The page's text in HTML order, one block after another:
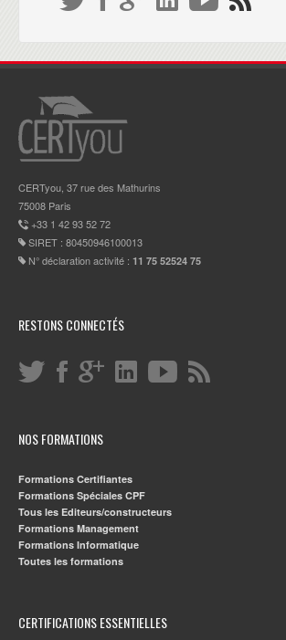
CERTyou, 37 rue des Mathurins
75008 Paris
+33 1 42 93 52 72
SIRET : 80450946100013
N° déclaration activité : 11 75 52524 75
RESTONS CONNECTÉS
NOS FORMATIONS
Formations Certifiantes
Formations Spéciales CPF
Tous les Editeurs/constructeurs
Formations Management
Formations Informatique
Toutes les formations
CERTIFICATIONS ESSENTIELLES